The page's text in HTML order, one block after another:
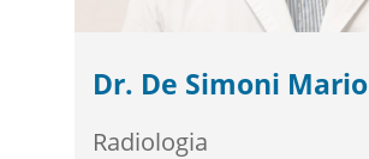
Dr. De Simoni Mario
Radiologia